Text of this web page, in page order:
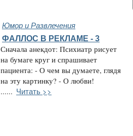
Юмор и Развлечения
ФАЛЛОС В РЕКЛАМЕ - 3
Сначала анекдот: Психиатр рисует
на бумаге круг и спрашивает
пациента: - О чем вы думаете, глядя
на эту картинку? - О любви!
...... Читать >>